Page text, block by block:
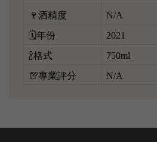
🍷酒精度 N/A
🗓️年份 2021
🍾格式 750ml
💯專業評分 N/A